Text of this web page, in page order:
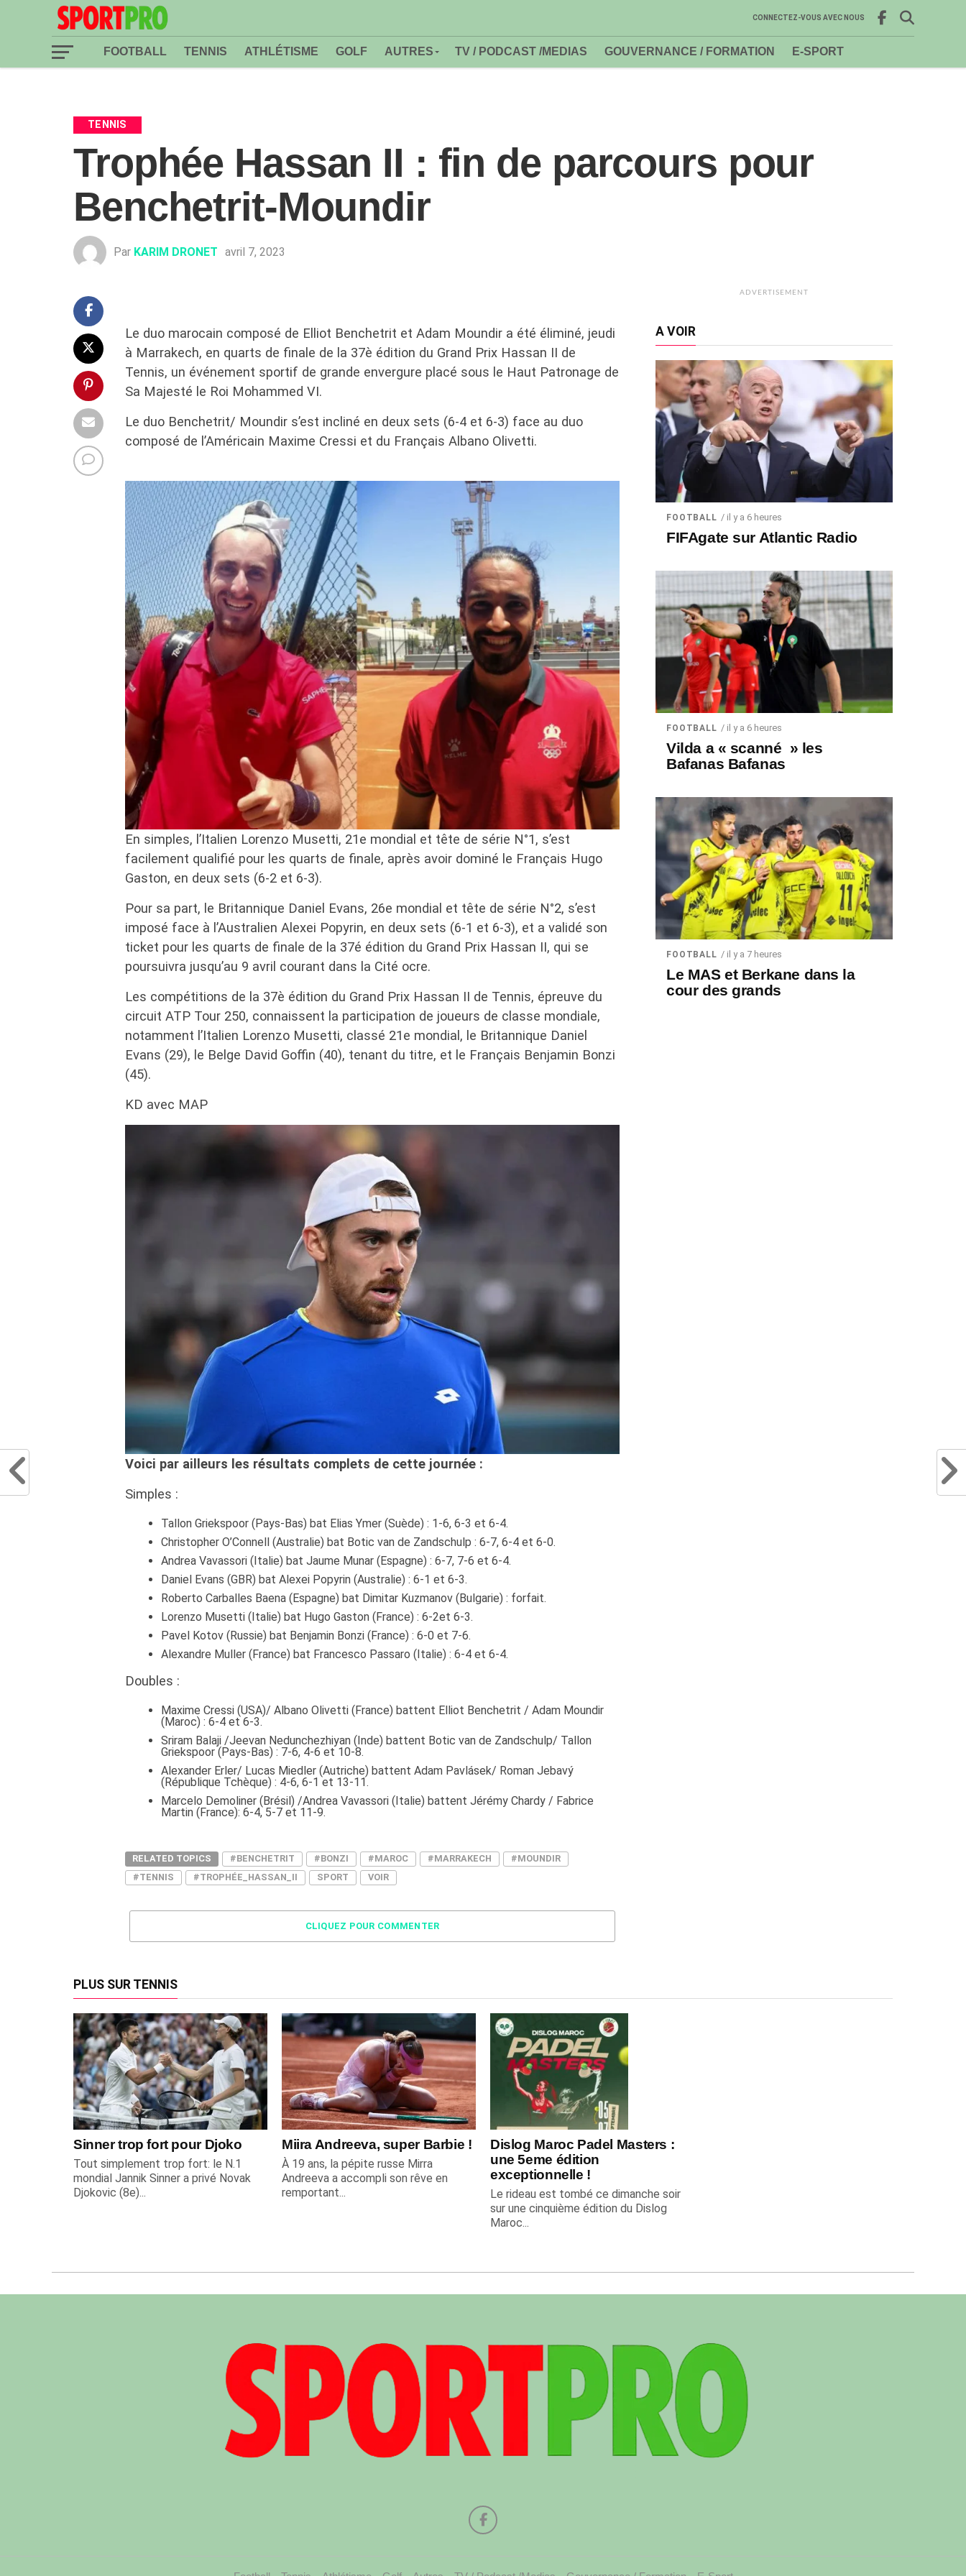
CONNECTEZ-VOUS AVEC NOUS
FOOTBALL TENNIS ATHLÉTISME GOLF AUTRES TV / PODCAST /MEDIAS GOUVERNANCE / FORMATION E-SPORT
TENNIS
Trophée Hassan II : fin de parcours pour
Benchetrit-Moundir
Par KARIM DRONET avril 7, 2023
Le duo marocain composé de Elliot Benchetrit et Adam Moundir a été éliminé, jeudi
à Marrakech, en quarts de finale de la 37è édition du Grand Prix Hassan II de
Tennis, un événement sportif de grande envergure placé sous le Haut Patronage de
Sa Majesté le Roi Mohammed VI.
Le duo Benchetrit/ Moundir s’est incliné en deux sets (6-4 et 6-3) face au duo
composé de l’Américain Maxime Cressi et du Français Albano Olivetti.
En simples, l’Italien Lorenzo Musetti, 21e mondial et tête de série N°1, s’est
facilement qualifié pour les quarts de finale, après avoir dominé le Français Hugo
Gaston, en deux sets (6-2 et 6-3).
Pour sa part, le Britannique Daniel Evans, 26e mondial et tête de série N°2, s’est
imposé face à l’Australien Alexei Popyrin, en deux sets (6-1 et 6-3), et a validé son
ticket pour les quarts de finale de la 37é édition du Grand Prix Hassan II, qui se
poursuivra jusqu’au 9 avril courant dans la Cité ocre.
Les compétitions de la 37è édition du Grand Prix Hassan II de Tennis, épreuve du
circuit ATP Tour 250, connaissent la participation de joueurs de classe mondiale,
notamment l’Italien Lorenzo Musetti, classé 21e mondial, le Britannique Daniel
Evans (29), le Belge David Goffin (40), tenant du titre, et le Français Benjamin Bonzi
(45).
KD avec MAP
Voici par ailleurs les résultats complets de cette journée :
Simples :
Tallon Griekspoor (Pays-Bas) bat Elias Ymer (Suède) : 1-6, 6-3 et 6-4.
Christopher O’Connell (Australie) bat Botic van de Zandschulp : 6-7, 6-4 et 6-0.
Andrea Vavassori (Italie) bat Jaume Munar (Espagne) : 6-7, 7-6 et 6-4.
Daniel Evans (GBR) bat Alexei Popyrin (Australie) : 6-1 et 6-3.
Roberto Carballes Baena (Espagne) bat Dimitar Kuzmanov (Bulgarie) : forfait.
Lorenzo Musetti (Italie) bat Hugo Gaston (France) : 6-2et 6-3.
Pavel Kotov (Russie) bat Benjamin Bonzi (France) : 6-0 et 7-6.
Alexandre Muller (France) bat Francesco Passaro (Italie) : 6-4 et 6-4.
Doubles :
Maxime Cressi (USA)/ Albano Olivetti (France) battent Elliot Benchetrit / Adam Moundir
(Maroc) : 6-4 et 6-3.
Sriram Balaji /Jeevan Nedunchezhiyan (Inde) battent Botic van de Zandschulp/ Tallon
Griekspoor (Pays-Bas) : 7-6, 4-6 et 10-8.
Alexander Erler/ Lucas Miedler (Autriche) battent Adam Pavlásek/ Roman Jebavý
(République Tchèque) : 4-6, 6-1 et 13-11.
Marcelo Demoliner (Brésil) /Andrea Vavassori (Italie) battent Jérémy Chardy / Fabrice
Martin (France): 6-4, 5-7 et 11-9.
RELATED TOPICS #BENCHETRIT #BONZI #MAROC #MARRAKECH
#MOUNDIR
#TENNIS
#TROPHÉE_HASSAN_II SPORT VOIR
CLIQUEZ POUR COMMENTER
ADVERTISEMENT
A VOIR
FOOTBALL / il y a 6 heures
FIFAgate sur Atlantic Radio
FOOTBALL / il y a 6 heures
Vilda a « scanné » les
Bafanas Bafanas
FOOTBALL / il y a 7 heures
Le MAS et Berkane dans la
cour des grands
PLUS SUR TENNIS
Sinner trop fort pour Djoko
Tout simplement trop fort: le N.1
mondial Jannik Sinner a privé Novak
Djokovic (8e)...
Miira Andreeva, super Barbie !
À 19 ans, la pépite russe Mirra
Andreeva a accompli son rêve en
remportant...
Dislog Maroc Padel Masters :
une 5eme édition
exceptionnelle !
Le rideau est tombé ce dimanche soir
sur une cinquième édition du Dislog
Maroc...